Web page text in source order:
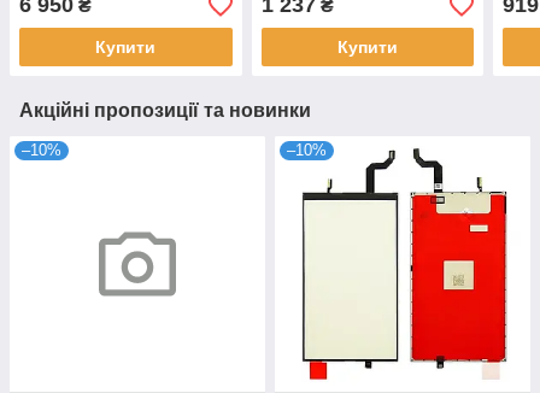
6 950 ₴
Купити
Original
1 237 ₴
Купити
919
Акційні пропозиції та новинки
–10% –10%